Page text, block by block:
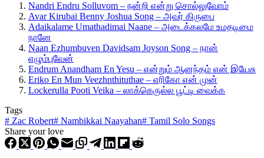
Nandri Endru Solluvom – நன்றி என்று சொல்லுவோம்
Avar Kirubai Benny Joshua Song – அவர் கிருபை
Adaikalame Umathadimai Naane – அடைக்கலமே உமதடிமை
நானே
Naan Ezhumbuven Davidsam Joyson Song – நான்
எழும்புவேன்
Endrum Anandham En Yesu – என்றும் ஆனந்தம் என் இயேசு
Eriko En Mun Veezhnthituthae – எரிகோ என் முன்
Lockerulla Pooti Veika – லாக்கெருல்ல பூட்டி வைக்க
Tags
# Zac Robert# Nambikkai Naayahan# Tamil Solo Songs
Share your love